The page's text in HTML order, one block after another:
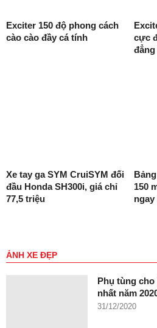
Exciter 150 độ phong cách
cào cào đầy cá tính
cực
đẳng
Xe tay ga SYM CruiSYM đối
đầu Honda SH300i, giá chỉ
77,5 triệu
150
ngay
ẢNH XE ĐẸP
Phụ tùng cho
nhất năm
31/12/2020